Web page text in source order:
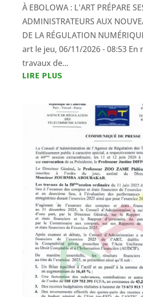
À EBOLOWA : L'ART PRÉPARE
ADMINISTRATEURS AUX
DE LA RÉGULATION
art le jeu, 06/11/2026 - 08:53 En
travaux de...
LIRE PLUS